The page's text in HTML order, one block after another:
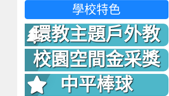
學校特色
環教主題戶外教
室
校園空間金采獎
中平棒球